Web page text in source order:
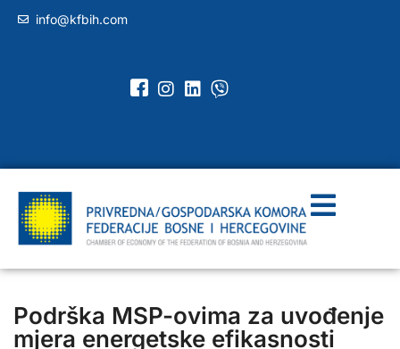
info@kfbih.com
Podrška MSP-ovima za uvođenje
mjera energetske efikasnosti